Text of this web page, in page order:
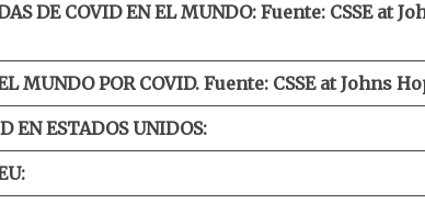
DE COVID EN EL MUNDO:Fuente: CSSE at
MUNDO POR COVID. Fuente: CSSE at Johns
EN ESTADOS UNIDOS: